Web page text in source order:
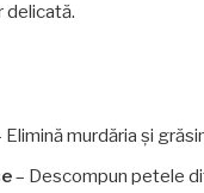
delicată.
Elimină murdăria și
– Descompun petele